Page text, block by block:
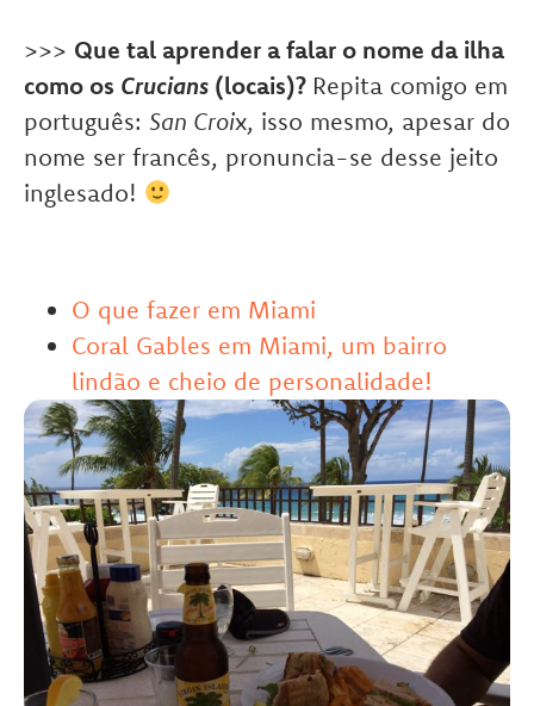
>>> Que tal aprender a falar o nome da ilha
como os Crucians (locais)? Repita comigo em
português: San Croix, isso mesmo, apesar do
nome ser francês, pronuncia-se desse jeito
inglesado!
O que fazer em Miami
Coral Gables em Miami, um bairro
lindão e cheio de personalidade!